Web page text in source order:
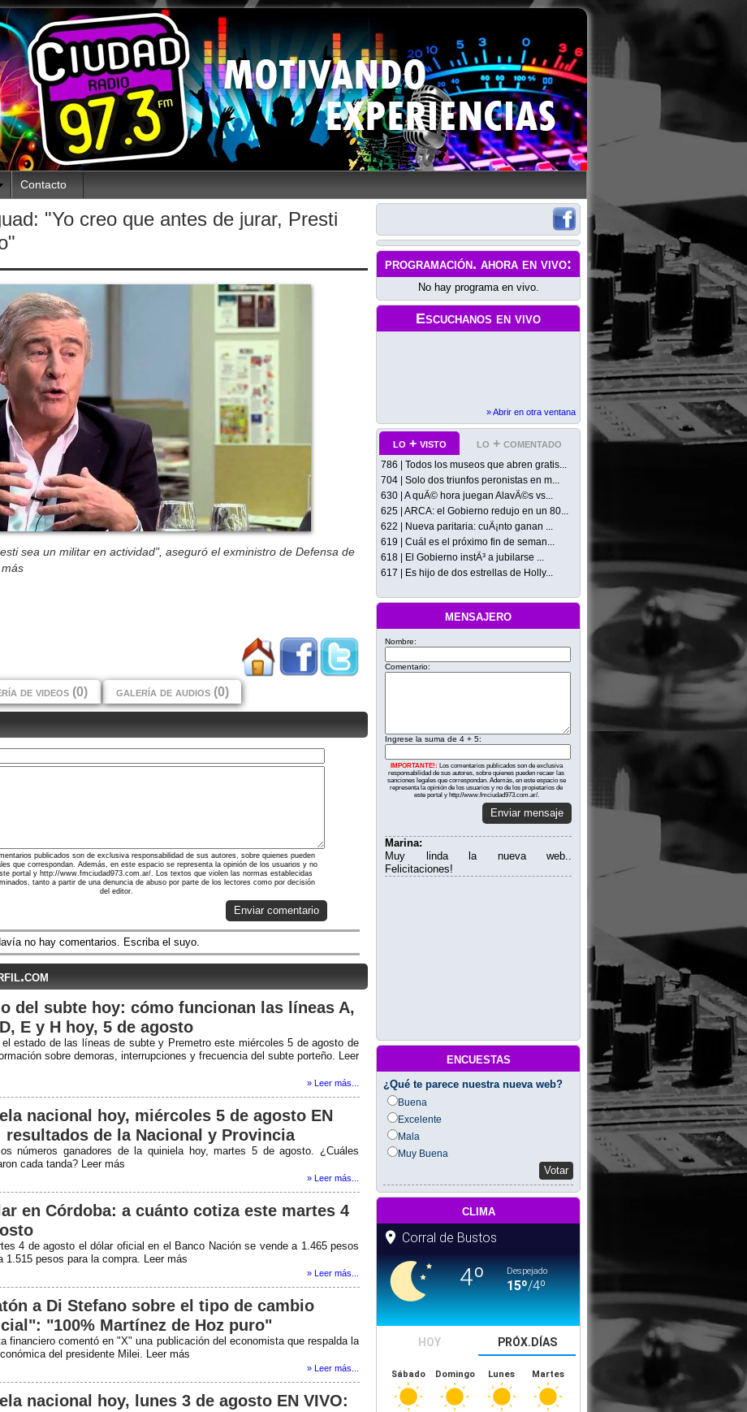
Contacto
"Yo creo que antes de jurar, Presti
sea un militar en actividad", aseguró el exministro de Defensa de
de videos (0) galería de audios (0)
publicados son de exclusiva responsabilidad de sus autores, sobre quienes pueden
que correspondan. Además, en este espacio se representa la opinión de los usuarios y no
portal y http://www.fmciudad973.com.ar/. Los textos que violen las normas establecidas
tanto a partir de una denuncia de abuso por parte de los lectores como por decisión
del editor.
Enviar comentario
no hay comentarios. Escriba el suyo.
del subte hoy: cómo funcionan las líneas A,
E y H hoy, 5 de agosto
el estado de las líneas de subte y Premetro este miércoles 5 de agosto de
sobre demoras, interrupciones y frecuencia del subte porteño. Leer
» Leer más...
nacional hoy, miércoles 5 de agosto EN
resultados de la Nacional y Provincia
números ganadores de la quiniela hoy, martes 5 de agosto. ¿Cuáles
cada tanda? Leer más
» Leer más...
en Córdoba: a cuánto cotiza este martes 4
4 de agosto el dólar oficial en el Banco Nación se vende a 1.465 pesos
1.515 pesos para la compra. Leer más
» Leer más...
a Di Stefano sobre el tipo de cambio
"100% Martínez de Hoz puro"
financiero comentó en "X" una publicación del economista que respalda la
del presidente Milei. Leer más
» Leer más...
nacional hoy, lunes 3 de agosto EN VIVO:
programación. ahora en vivo:
No hay programa en vivo.
Escuchanos en vivo
» Abrir en otra ventana
lo + visto lo + comentado
786 | Todos los museos que abren gratis...
704 | Solo dos triunfos peronistas en m...
630 | A quÃ© hora juegan AlavÃ©s vs...
625 | ARCA: el Gobierno redujo en un 80...
622 | Nueva paritaria: cuÃ¡nto ganan ...
619 | Cuál es el próximo fin de seman...
618 | El Gobierno instÃ³ a jubilarse ...
617 | Es hijo de dos estrellas de Holly...
mensajero
Nombre:
Comentario:
Ingrese la suma de 4 + 5:
IMPORTANTE!: Los comentarios publicados son de exclusiva
responsabilidad de sus autores, sobre quienes pueden recaer las
sanciones legales que correspondan. Además, en este espacio se
representa la opinión de los usuarios y no de los propietarios de
este portal y http://www.fmciudad973.com.ar/.
Enviar mensaje
Marina:
Muy linda la nueva web..
Felicitaciones!
encuestas
¿Qué te parece nuestra nueva web?
Buena
Excelente
Mala
Muy Buena
Votar
clima